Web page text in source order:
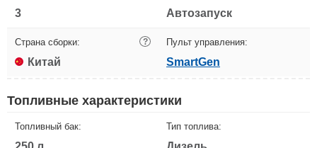
3 Автозапуск
Страна сборки: ?
Китай
Пульт управления:
SmartGen
Топливные характеристики
Топливный бак: Тип топлива: